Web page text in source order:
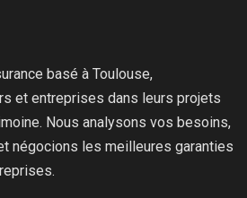
basé à Toulouse,
et entreprises dans leurs projets
Nous analysons vos besoins,
négocions les meilleures garanties